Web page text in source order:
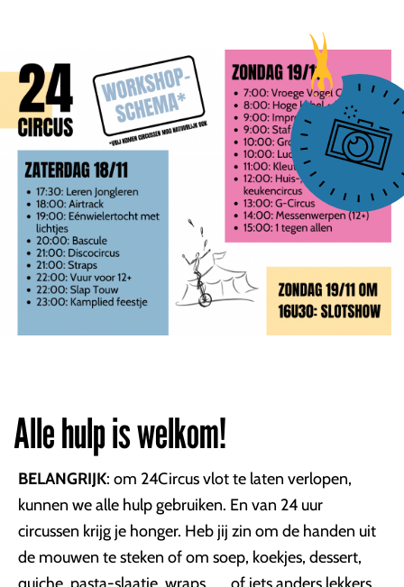
Alle hulp is welkom!
BELANGRIJK: om 24Circus vlot te laten verlopen,
kunnen we alle hulp gebruiken. En van 24 uur
circussen krijg je honger. Heb jij zin om de handen uit
de mouwen te steken of om soep, koekjes, dessert,
quiche, pasta-slaatje, wraps, ... of iets anders lekkers